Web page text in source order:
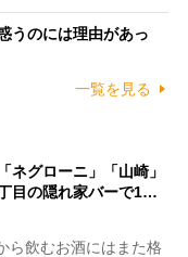
うのには理由があっ
一覧を見る
ネグローニ」「山崎」
目の隠れ家バーで1…
ら飲むお酒にはまた格